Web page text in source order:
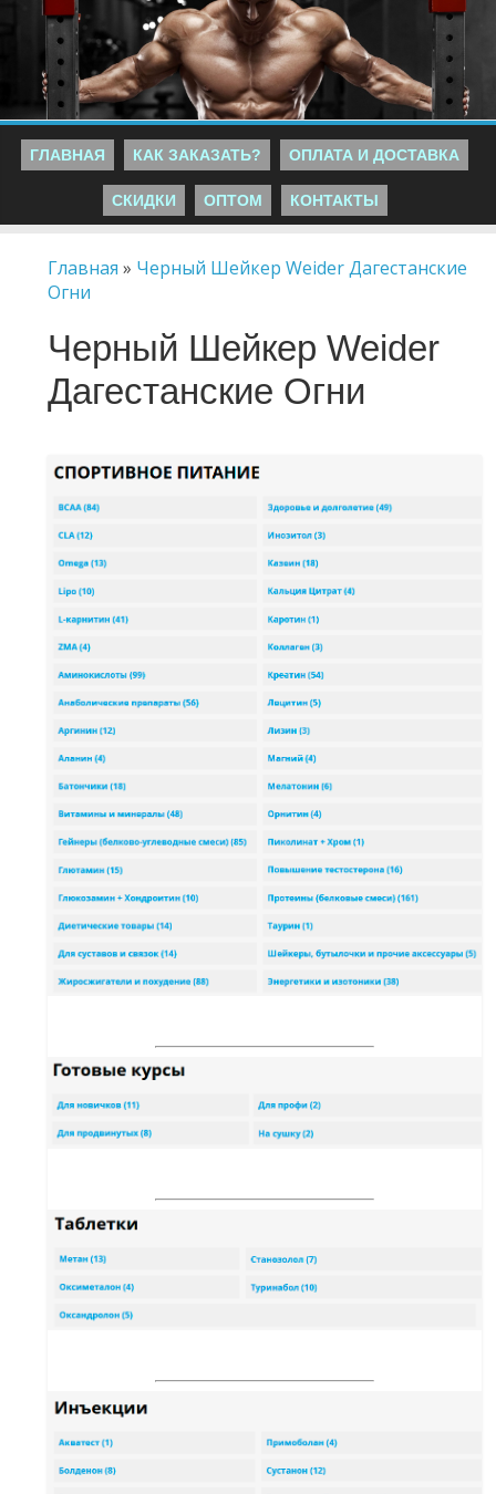
ГЛАВНАЯ КАК ЗАКАЗАТЬ? ОПЛАТА И ДОСТАВКА
СКИДКИ ОПТОМ КОНТАКТЫ
Главная » Черный Шейкер Weider Дагестанские
Огни
Черный Шейкер Weider
Дагестанские Огни